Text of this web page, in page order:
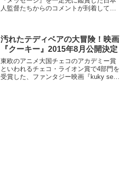
人監督たちからのコメントが到着してい
体と意志の疎通をはかるた...
汚れたテディベアの大冒険！映画
『クーキー』2015年8月公開決定
東欧のアニメ大国チェコのアカデミー賞
といわれるチェコ・ライオン賞で4部門を
受賞した、ファンタジー映画『kuky se